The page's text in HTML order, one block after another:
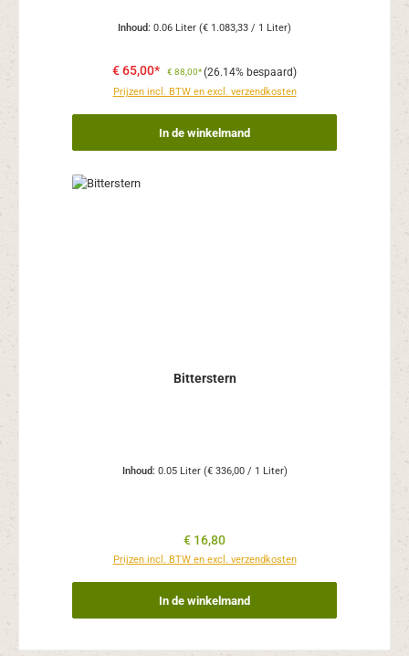
Inhoud: 0.06 Liter (€ 1.083,33 / 1 Liter)
€ 65,00* € 88,00*(26.14% bespaard)
Prijzen incl. BTW en excl. verzendkosten
In de winkelmand
Bitterstern
Inhoud: 0.05 Liter (€ 336,00 / 1 Liter)
Normale prijs:
€ 16,80
Prijzen incl. BTW en excl. verzendkosten
In de winkelmand